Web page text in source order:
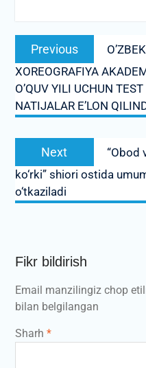
Post
menyusi
Previous
Previous
post:
XOREOGRAFIYA
O’QUV YILI UCHUN
NATIJALAR E’LON
Next
Next
post:
“Obod
ko‘rki” shiori ostida
o‘tkaziladi
Fikr bildirish
Email manzilingiz chop
bilan belgilangan
Sharh *